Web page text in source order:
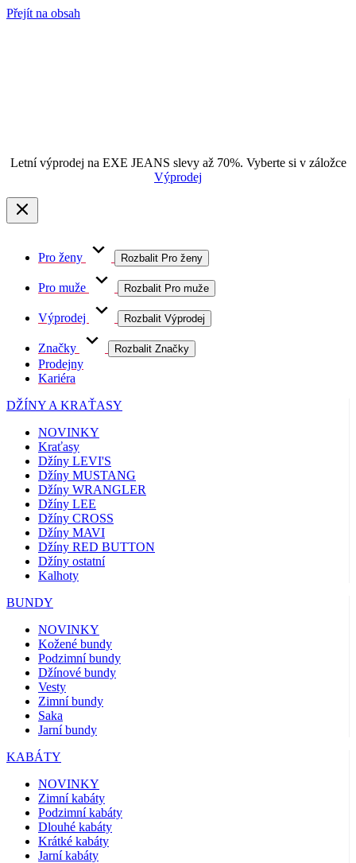
Přejít na obsah
Letní výprodej na EXE JEANS slevy až 70%. Vyberte si v záložce
Výprodej
Pro ženy Rozbalit Pro ženy
Pro muže Rozbalit Pro muže
Výprodej Rozbalit Výprodej
Značky Rozbalit Značky
Prodejny
Kariéra
DŽÍNY A KRAŤASY
NOVINKY
Kraťasy
Džíny LEVI'S
Džíny MUSTANG
Džíny WRANGLER
Džíny LEE
Džíny CROSS
Džíny MAVI
Džíny RED BUTTON
Džíny ostatní
Kalhoty
BUNDY
NOVINKY
Kožené bundy
Podzimní bundy
Džínové bundy
Vesty
Zimní bundy
Saka
Jarní bundy
KABÁTY
NOVINKY
Zimní kabáty
Podzimní kabáty
Dlouhé kabáty
Krátké kabáty
Jarní kabáty